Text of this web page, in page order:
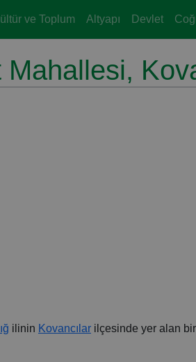
ve Toplum Altyapı Devlet
ilinin Kovancılar ilçesinde yer alan